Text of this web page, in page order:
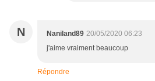
N Naniland89 20/05/2020 06:23
j'aime vraiment beaucoup
Répondre